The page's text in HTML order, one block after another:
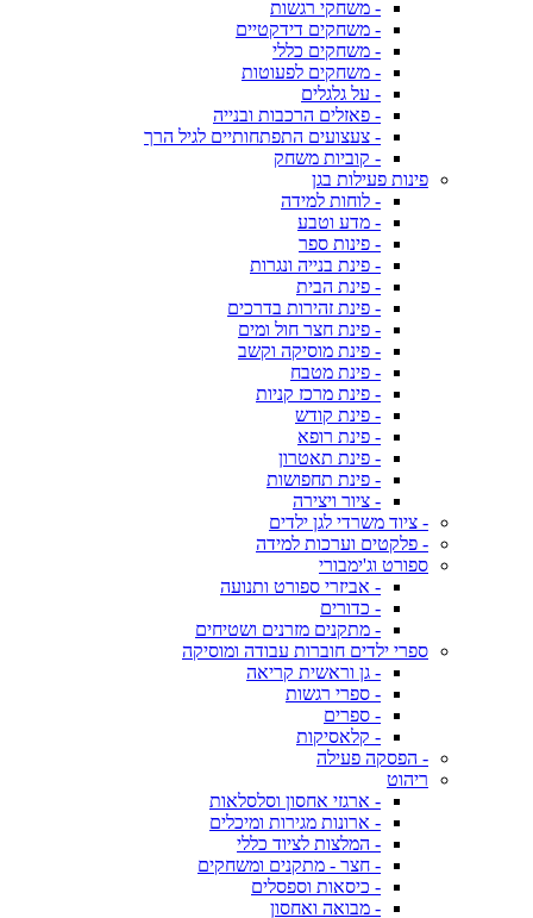
- משחקי רגשות
- משחקים דידקטיים
- משחקים כללי
- משחקים לפעוטות
- על גלגלים
- פאזלים הרכבות ובנייה
- צעצועים התפתחותיים לגיל הרך
- קוביות משחק
פינות פעילות בגן
- לוחות למידה
- מדע וטבע
- פינות ספר
- פינת בנייה ונגרות
- פינת הבית
- פינת זהירות בדרכים
- פינת חצר חול ומים
- פינת מוסיקה וקשב
- פינת מטבח
- פינת מרכז קניות
- פינת קודש
- פינת רופא
- פינת תאטרון
- פינת תחפושות
- ציור ויצירה
- ציוד משרדי לגן ילדים
- פלקטים וערכות למידה
ספורט וג'ימבורי
- אביזרי ספורט ותנועה
- כדורים
- מתקנים מזרנים ושטיחים
ספרי ילדים חוברות עבודה ומוסיקה
- גן וראשית קריאה
- ספרי רגשות
- ספרים
- קלאסיקות
- הפסקה פעילה
ריהוט
- ארגזי אחסון וסלסלאות
- ארונות מגירות ומיכלים
- המלצות לציוד כללי
- חצר - מתקנים ומשחקים
- כיסאות וספסלים
- מבואה ואחסון